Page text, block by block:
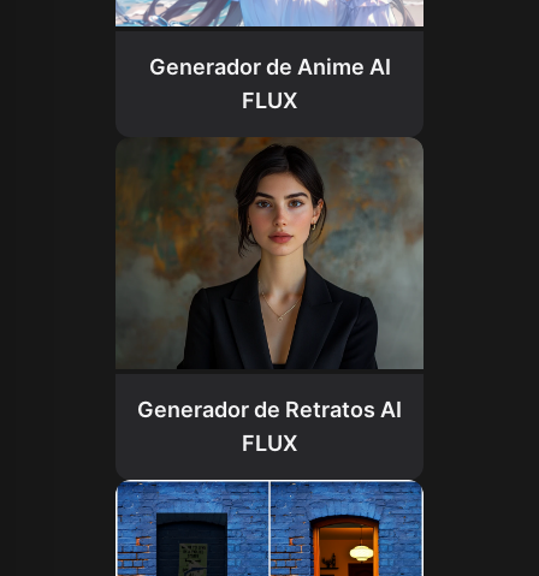
Generador de Anime AI
FLUX
Generador de Retratos AI
FLUX